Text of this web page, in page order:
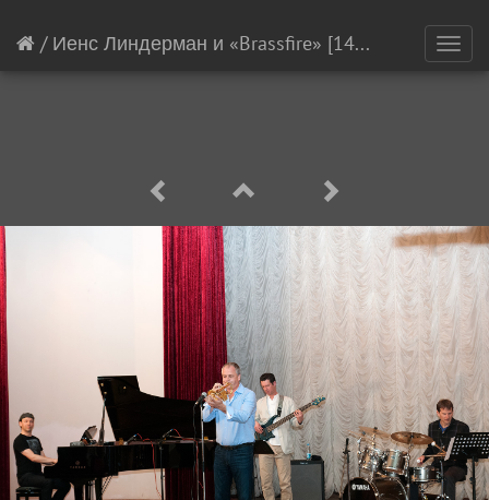
/ Иенс Линдерман и «Brassfire» [14260/21145]